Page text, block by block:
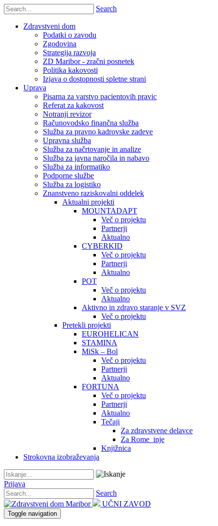
Search
Zdravstveni dom
Podatki o zavodu
Zgodovina
Strategija razvoja
ZD Maribor - zračni posnetek
Politika kakovosti
Izjava o dostopnosti spletne strani
Uprava
Pisarna za varstvo pacientovih pravic
Referat za kakovost
Notranji revizor
Računovodsko finančna služba
Služba za pravno kadrovske zadeve
Upravna služba
Služba za načrtovanje in analize
Služba za javna naročila in nabavo
Služba za informatiko
Podporne službe
Služba za logistiko
Znanstveno raziskovalni oddelek
Aktualni projekti
MOUNTADAPT
Več o projektu
Partnerji
Aktualno
CYBERKID
Več o projektu
Partnerji
Aktualno
POT
Več o projektu
Aktualno
Aktivno in zdravo staranje v SVZ
Več o projektu
Pretekli projekti
EUROHELICAN
STAMINA
MiSk – Bol
Več o projektu
Partnerji
Aktualno
FORTUNA
Več o projektu
Partnerji
Aktualno
Tečaji
Za zdravstvene delavce
Za Rome_inje
Knjižnica
Strokovna izobraževanja
Prijava
Search
UČNI ZAVOD
Toggle navigation